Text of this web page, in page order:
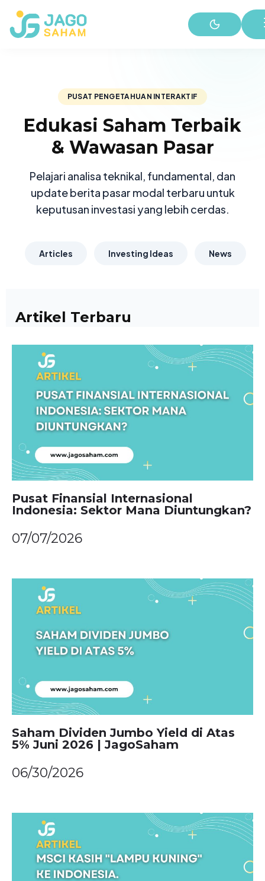
PUSAT PENGETAHUAN INTERAKTIF
Edukasi Saham Terbaik
& Wawasan Pasar
Pelajari analisa teknikal, fundamental, dan
update berita pasar modal terbaru untuk
keputusan investasi yang lebih cerdas.
Articles Investing Ideas News
Artikel Terbaru
Pusat Finansial Internasional
Indonesia: Sektor Mana Diuntungkan?
07/07/2026
Saham Dividen Jumbo Yield di Atas
5% Juni 2026 | JagoSaham
06/30/2026